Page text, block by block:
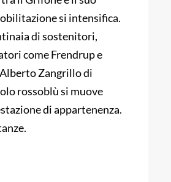
si intensifica.
di sostenitori,
come Frendrup e
Zangrillo di
rossoblù si muove
di appartenenza.